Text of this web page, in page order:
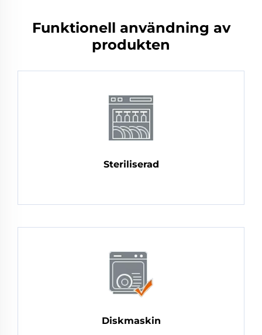
Funktionell användning av
produkten
Steriliserad
Diskmaskin